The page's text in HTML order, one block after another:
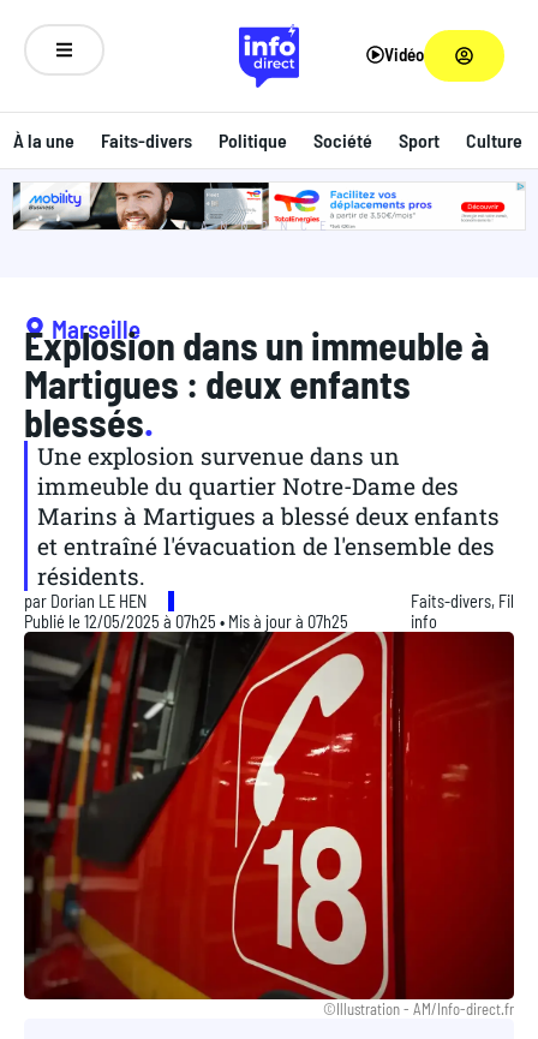
Vidéo
À la une Faits-divers Politique Société Sport Culture
ANNONCE
Marseille
Explosion dans un immeuble à
Martigues : deux enfants
blessés.
Une explosion survenue dans un
immeuble du quartier Notre-Dame des
Marins à Martigues a blessé deux enfants
et entraîné l'évacuation de l'ensemble des
résidents.
par Dorian LE HEN
Publié le 12/05/2025 à 07h25 • Mis à jour à 07h25
Faits-divers, Fil
info
©Illustration - AM/Info-direct.fr